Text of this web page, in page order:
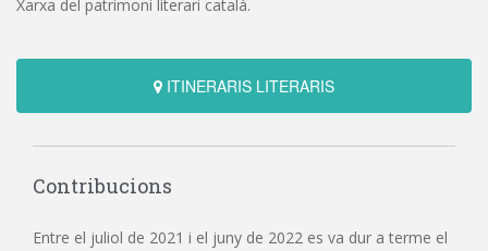
Xarxa del patrimoni literari català.
ITINERARIS LITERARIS
Contribucions
Entre el juliol de 2021 i el juny de 2022 es va dur a terme el